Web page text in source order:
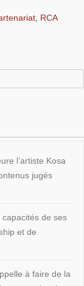
RCA
l’artiste Kosa
jugés
de ses
et de
à faire de la